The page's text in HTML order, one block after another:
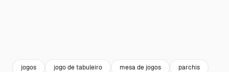
jogos jogo de tabuleiro mesa de jogos parchis